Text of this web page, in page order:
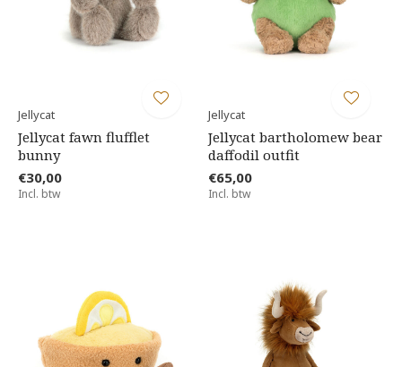
Jellycat
Jellycat fawn flufflet
bunny
€30,00
Incl. btw
Jellycat
Jellycat bartholomew bear
daffodil outfit
€65,00
Incl. btw